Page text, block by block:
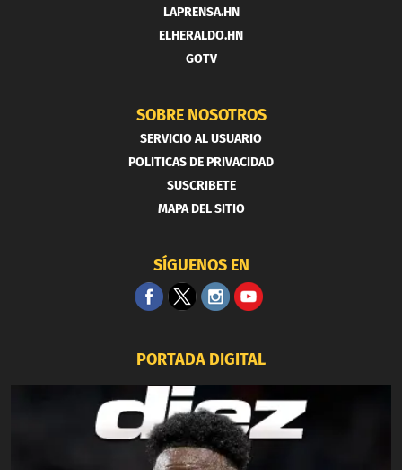
LAPRENSA.HN
ELHERALDO.HN
GOTV
SOBRE NOSOTROS
SERVICIO AL USUARIO
POLITICAS DE PRIVACIDAD
SUSCRIBETE
MAPA DEL SITIO
SÍGUENOS EN
PORTADA DIGITAL